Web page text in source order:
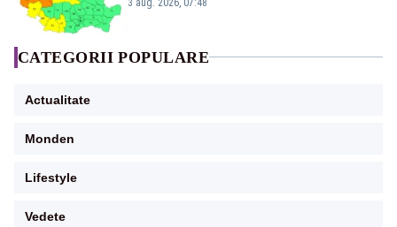
CATEGORII POPULARE
Actualitate
Monden
Lifestyle
Vedete